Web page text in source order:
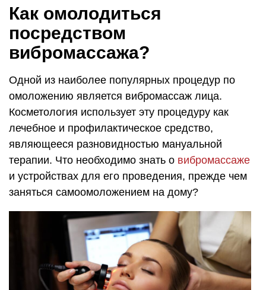
Как омолодиться
посредством
вибромассажа?
Одной из наиболее популярных процедур по
омоложению является вибромассаж лица.
Косметология использует эту процедуру как
лечебное и профилактическое средство,
являющееся разновидностью мануальной
терапии. Что необходимо знать о вибромассаже
и устройствах для его проведения, прежде чем
заняться самоомоложением на дому?